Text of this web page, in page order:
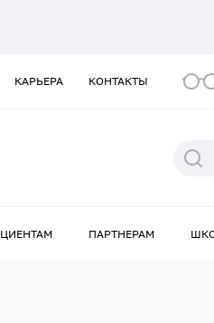
КАРЬЕРА КОНТАКТЫ
ПАРТНЕРАМ